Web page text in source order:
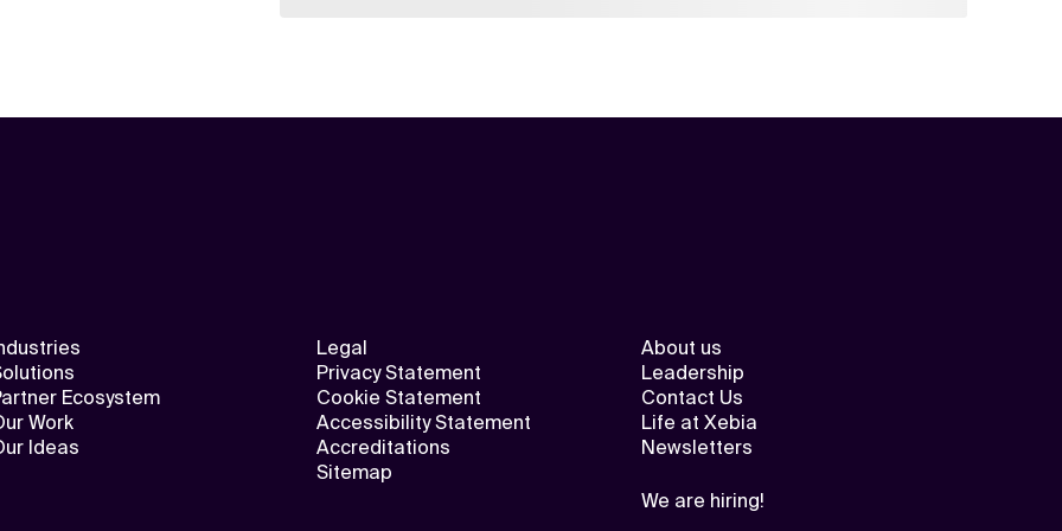
Ecosystem
Work
Ideas
Legal
Privacy Statement
Cookie Statement
Accessibility Statement
Accreditations
Sitemap
About us
Leadership
Contact Us
Life at Xebia
Newsletters
We are hiring!